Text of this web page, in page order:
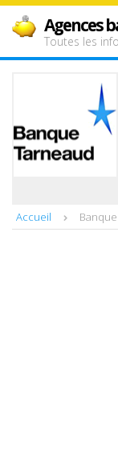
Agences
Toutes les
Accueil